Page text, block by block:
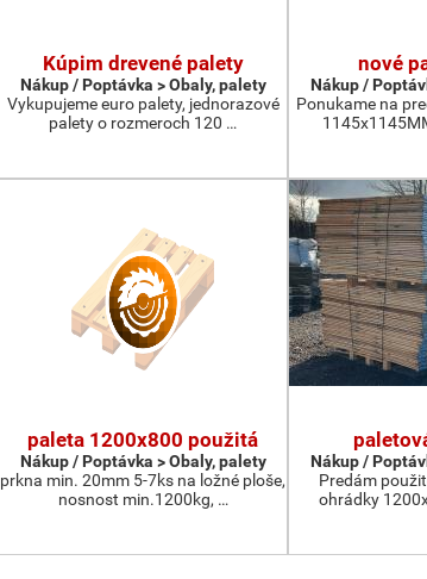
Kúpim drevené palety
Nákup / Poptávka > Obaly, palety
Vykupujeme euro palety, jednorazové
palety o rozmeroch 120 …
nové
Nákup /
Ponukame na
paleta 1200x800 použitá
Nákup / Poptávka > Obaly, palety
prkna min. 20mm 5-7ks na ložné ploše,
nosnost min.1200kg, …
Nákup /
Predám
ohrádky